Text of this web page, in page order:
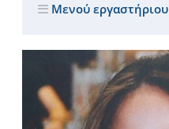
Μενού εργαστήριου